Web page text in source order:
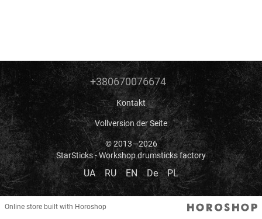
+380670076674
Kontakt
Vollversion der Seite
© 2013—2026
StarSticks - Workshop drumsticks factory
UA RU EN De PL
Online store built with Horoshop